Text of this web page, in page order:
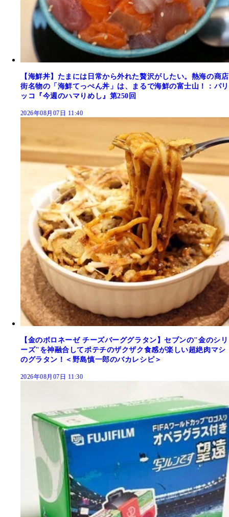
【海鮮丼】たまには日常から外れた贅沢がしたい。熱海の商店
街名物の「海鮮てっぺん丼」は、まるで海鮮の富士山！：パリ
ッコ『今週のハマりめし』第250回
2026年08月07日 11:40
【金のボロネーゼ チーズバーググラタン】セブンの"金のシリ
ーズ"を神融合してポテチのザクザク食感が楽しい超絶肉マシ
のグラタン！＜野島慎一郎のバカレシピ＞
2026年08月07日 11:30